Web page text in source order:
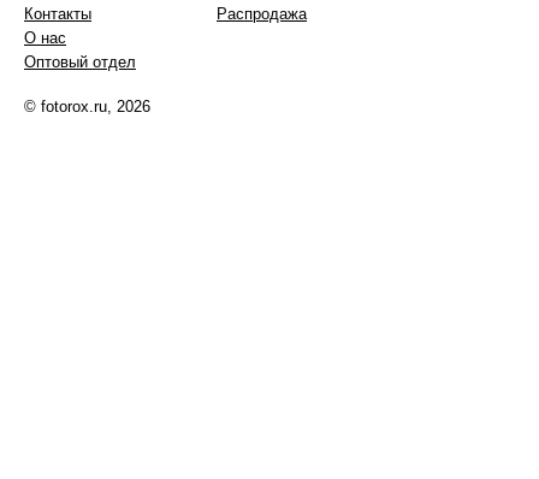
Контакты
О нас
Оптовый отдел
Распродажа
© fotorox.ru, 2026